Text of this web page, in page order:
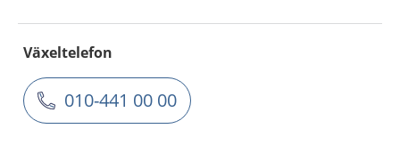
Växeltelefon
010-441 00 00